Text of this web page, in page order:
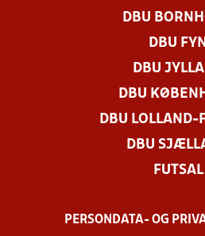
DBU
DBU FYN
DBU
DBU
DBU LOLLAND-
DBU
FUTSAL
PERSONDATA- OG